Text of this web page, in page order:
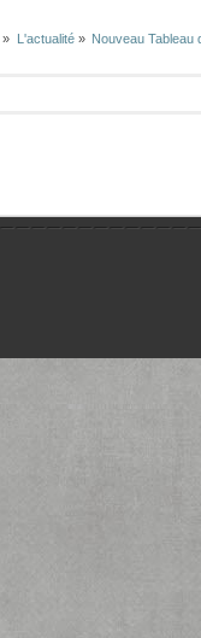
» L'actualité» Nouveau Tableau